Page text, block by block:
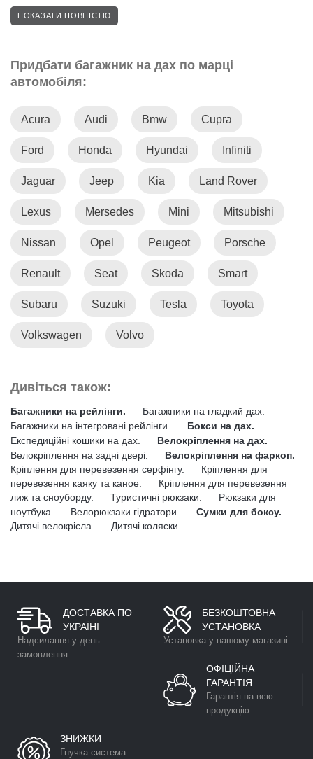
для різних моделей Mazda, забезпечуючи надійне кріплення
та захист ваших речей під час тривалих подорожей.
ПОКАЗАТИ ПОВНІСТЮ
Придбати багажник на дах по марці
автомобіля:
Acura Audi Bmw Cupra
Ford Honda Hyundai Infiniti
Jaguar Jeep Kia Land Rover
Lexus Mersedes Mini Mitsubishi
Nissan Opel Peugeot Porsche
Renault Seat Skoda Smart
Subaru Suzuki Tesla Toyota
Volkswagen Volvo
Дивіться також:
Багажники на рейлінги.
Багажники на гладкий дах.
Багажники на інтегровані рейлінги.
Бокси на дах.
Експедиційні кошики на дах.
Велокріплення на дах.
Велокріплення на задні двері.
Велокріплення на фаркоп.
Кріплення для перевезення серфінгу.
Кріплення для
перевезення каяку та каное.
Кріплення для перевезення
лиж та сноуборду.
Туристичні рюкзаки.
Рюкзаки для
ноутбука.
Велорюкзаки гідратори.
Сумки для боксу.
Дитячі велокрісла.
Дитячі коляски.
ДОСТАВКА ПО
УКРАЇНІ
Надсилання у день
замовлення
БЕЗКОШТОВНА
УСТАНОВКА
Установка у нашому магазині
ОФІЦІЙНА
ГАРАНТІЯ
Гарантія на всю
продукцію
ЗНИЖКИ
Гнучка система